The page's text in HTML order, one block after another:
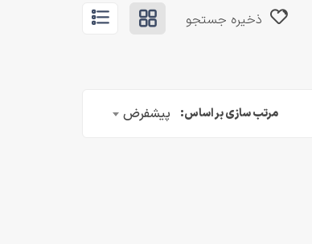
ذخیره جستجو
مرتب سازی بر اساس: پیشفرض